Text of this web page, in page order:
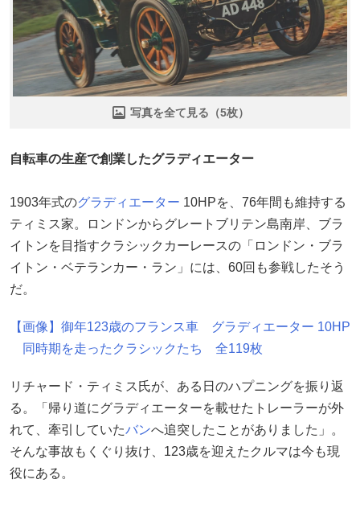
写真を全て見る（5枚）
自転車の生産で創業したグラディエーター
1903年式のグラディエーター 10HPを、76年間も維持する
ティミス家。ロンドンからグレートブリテン島南岸、ブラ
イトンを目指すクラシックカーレースの「ロンドン・ブラ
イトン・ベテランカー・ラン」には、60回も参戦したそう
だ。
【画像】御年123歳のフランス車 グラディエーター 10HP
同時期を走ったクラシックたち 全119枚
リチャード・ティミス氏が、ある日のハプニングを振り返
る。「帰り道にグラディエーターを載せたトレーラーが外
れて、牽引していたバンへ追突したことがありました」。
そんな事故もくぐり抜け、123歳を迎えたクルマは今も現
役にある。